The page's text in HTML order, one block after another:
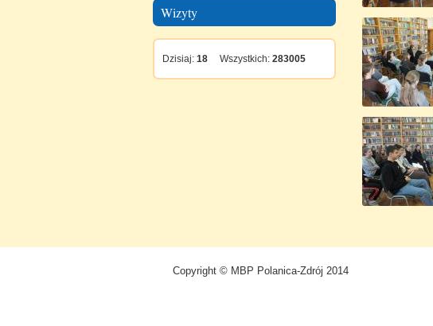
Wizyty
Dzisiaj: 18 Wszystkich: 283005
Copyright © MBP Polanica-Zdrój 2014